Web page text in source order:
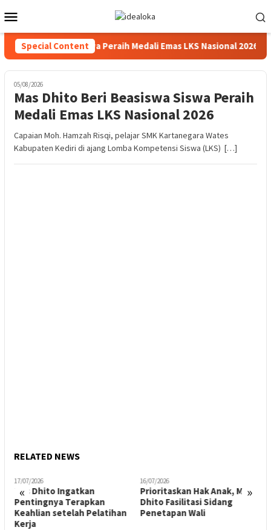
to
contentMenu
Special Content
Beri Beasiswa Siswa Peraih Medali Emas LKS Nasional 2026
05/08/2026
Mas Dhito Beri Beasiswa Siswa Peraih
Medali Emas LKS Nasional 2026
Capaian Moh. Hamzah Risqi, pelajar SMK Kartanegara Wates
Kabupaten Kediri di ajang Lomba Kompetensi Siswa (LKS) […]
RELATED NEWS
« »
17/07/2026
Mas Dhito Ingatkan
Pentingnya Terapkan
Keahlian setelah Pelatihan
Kerja
16/07/2026
Prioritaskan Hak Anak, Mas
Dhito Fasilitasi Sidang
Penetapan Wali